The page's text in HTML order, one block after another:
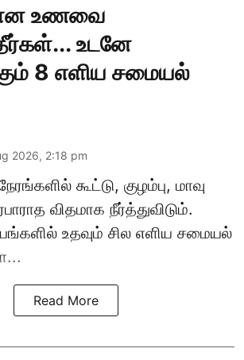
உணவை
உடனே
8 எளிய சமையல்
2026, 2:18 pm
கூட்டு, குழம்பு, மாவு
விதமாக நீர்த்துவிடும்.
உதவும் சில எளிய சமையல்
Read More